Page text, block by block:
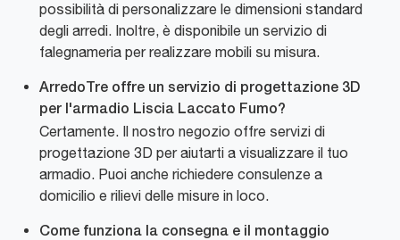
possibilità di personalizzare le dimensioni standard
degli arredi. Inoltre, è disponibile un servizio di
falegnameria per realizzare mobili su misura.
ArredoTre offre un servizio di progettazione 3D
per l'armadio Liscia Laccato Fumo?
Certamente. Il nostro negozio offre servizi di
progettazione 3D per aiutarti a visualizzare il tuo
armadio. Puoi anche richiedere consulenze a
domicilio e rilievi delle misure in loco.
Come funziona la consegna e il montaggio